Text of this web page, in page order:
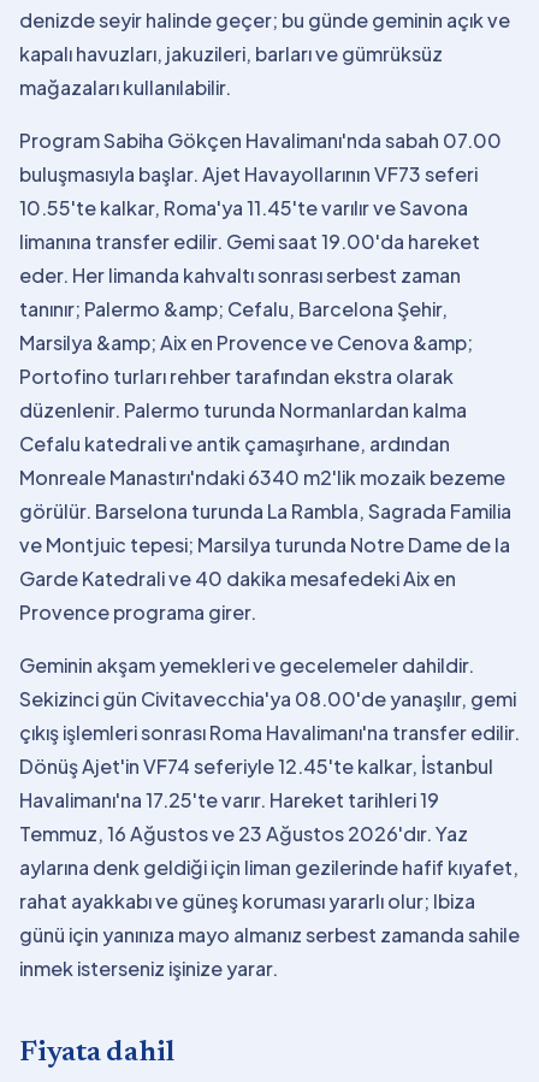
denizde seyir halinde geçer; bu günde geminin açık ve
kapalı havuzları, jakuzileri, barları ve gümrüksüz
mağazaları kullanılabilir.
Program Sabiha Gökçen Havalimanı'nda sabah 07.00
buluşmasıyla başlar. Ajet Havayollarının VF73 seferi
10.55'te kalkar, Roma'ya 11.45'te varılır ve Savona
limanına transfer edilir. Gemi saat 19.00'da hareket
eder. Her limanda kahvaltı sonrası serbest zaman
tanınır; Palermo &amp; Cefalu, Barcelona Şehir,
Marsilya &amp; Aix en Provence ve Cenova &amp;
Portofino turları rehber tarafından ekstra olarak
düzenlenir. Palermo turunda Normanlardan kalma
Cefalu katedrali ve antik çamaşırhane, ardından
Monreale Manastırı'ndaki 6340 m2'lik mozaik bezeme
görülür. Barselona turunda La Rambla, Sagrada Familia
ve Montjuic tepesi; Marsilya turunda Notre Dame de la
Garde Katedrali ve 40 dakika mesafedeki Aix en
Provence programa girer.
Geminin akşam yemekleri ve gecelemeler dahildir.
Sekizinci gün Civitavecchia'ya 08.00'de yanaşılır, gemi
çıkış işlemleri sonrası Roma Havalimanı'na transfer edilir.
Dönüş Ajet'in VF74 seferiyle 12.45'te kalkar, İstanbul
Havalimanı'na 17.25'te varır. Hareket tarihleri 19
Temmuz, 16 Ağustos ve 23 Ağustos 2026'dır. Yaz
aylarına denk geldiği için liman gezilerinde hafif kıyafet,
rahat ayakkabı ve güneş koruması yararlı olur; Ibiza
günü için yanınıza mayo almanız serbest zamanda sahile
inmek isterseniz işinize yarar.
Fiyata dahil